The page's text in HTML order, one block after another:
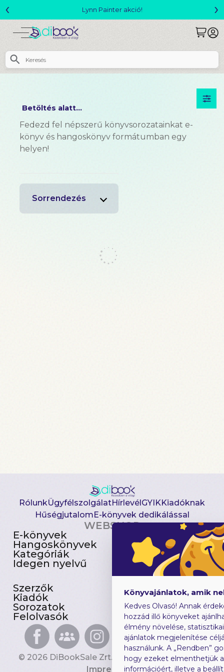
Lynn Painter akció!
‹ ›
Betöltés alatt...
Fedezd fel népszerű könyvsorozatainkat e-
könyv és hangoskönyv formátumban egy
helyen!
Sorrendezés
RólunkÜgyfélszolgálatHírlevélGYIKKiadóknak
HűségjutalomE-könyvek dedikálással
WEBSHOP
E-könyvek
Hangoskönyvek
Kategóriák
Idegen nyelvű
Csomagajánlatok
Akciósak
Előjegyezhetők
Újdonságok
Szerzők
Kiadók
Sorozatok
Felolvasók
Gyerekkönyvek
Heti toplista
Ajándékutalvány
Blog
© 2026 DiBookSale Zrt. Minden jog fenntartva.
Impresszum
Könyvajánlatok, amik
Kedves Olvasó! Annak
hozzád illő könyveket
élmény növelése,
ajánlatok megjelenítése
használunk. A „Rendben”
hogy ezeket elmenthetjük
információért, illetve a